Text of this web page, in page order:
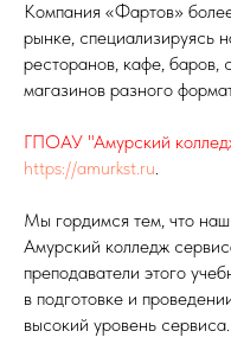
Компания «Фартов»
рынке, специализируясь
ресторанов, кафе, баров,
магазинов разного
ГПОАУ "Амурский
https://amurkst.ru
Мы гордимся тем, что
Амурский колледж
преподаватели этого
в подготовке и
высокий уровень сервиса.